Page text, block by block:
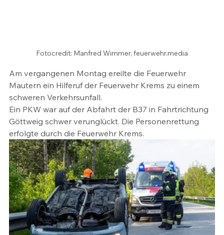
Fotocredit: Manfred Wimmer, feuerwehr.media
Am vergangenen Montag ereilte die Feuerwehr
Mautern ein Hilferuf der Feuerwehr Krems zu einem
schweren Verkehrsunfall.
Ein PKW war auf der Abfahrt der B37 in Fahrtrichtung
Göttweig schwer verunglückt. Die Personenrettung
erfolgte durch die Feuerwehr Krems.